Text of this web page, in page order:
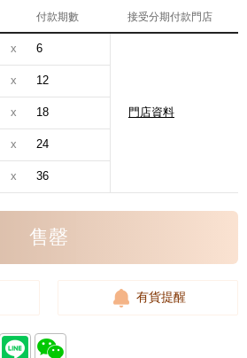
付款期數 接受分期付款門店
x 6
門店資料
x 12
x 18
x 24
x 36
售罄
有貨提醒